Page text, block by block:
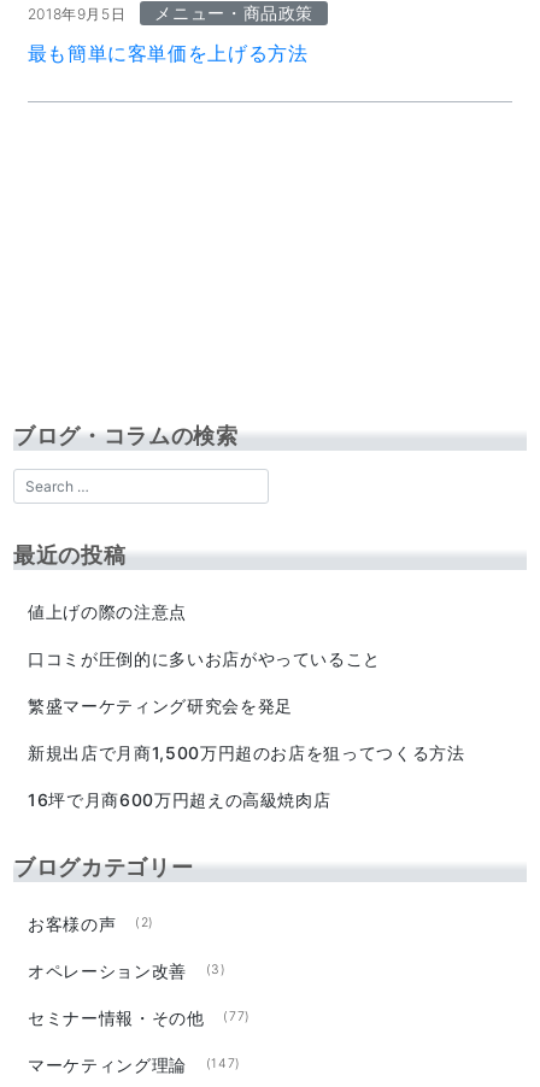
2018年9月5日 メニュー・商品政策
最も簡単に客単価を上げる方法
ブログ・コラムの検索
最近の投稿
値上げの際の注意点
口コミが圧倒的に多いお店がやっていること
繁盛マーケティング研究会を発足
新規出店で月商1,500万円超のお店を狙ってつくる方法
16坪で月商600万円超えの高級焼肉店
ブログカテゴリー
お客様の声 (2)
オペレーション改善 (3)
セミナー情報・その他 (77)
マーケティング理論 (147)